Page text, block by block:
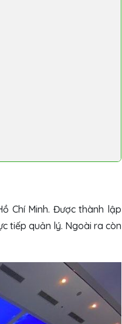
Chí Minh. Được thành lập
tiếp quản lý. Ngoài ra còn